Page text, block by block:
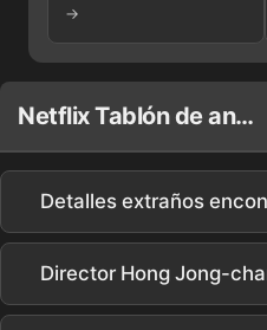
→
Netflix Tablón de anuncios